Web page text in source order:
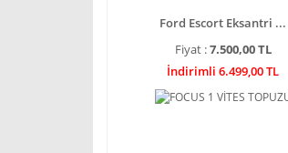
Ford Escort Eksantri ...
Fiyat :7.500,00 TL
İndirimli 6.499,00 TL